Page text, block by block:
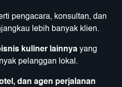
pengacara, konsultan, dan
lebih banyak klien.
kuliner lainnya yang
pelanggan lokal.
dan agen perjalanan